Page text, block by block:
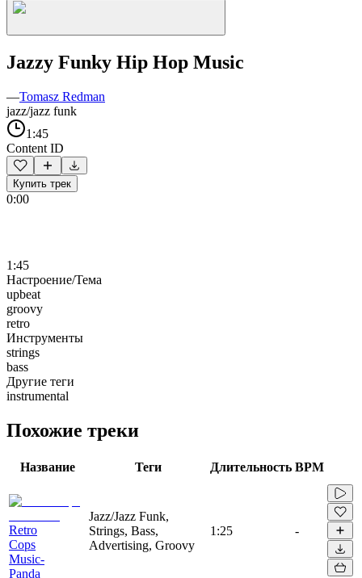
Jazzy Funky Hip Hop Music
—Tomasz Redman
jazz/jazz funk
1:45
Content ID
Купить трек
0:00
1:45
Настроение/Тема
upbeat
groovy
retro
Инструменты
strings
bass
Другие теги
instrumental
Похожие треки
Название Теги Длительность BPM
Retro
Cops
Music-
Panda
Jazz/Jazz Funk,
Strings, Bass,
Advertising, Groovy
1:25 -